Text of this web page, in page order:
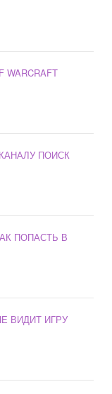
WARCRAFT
ПОИСК
ПОПАСТЬ В
ВИДИТ ИГРУ